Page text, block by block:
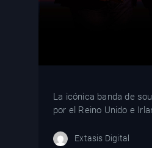
La icónica banda de
por el Reino Unido e
Extasis Digital